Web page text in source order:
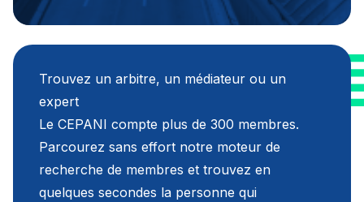
Trouvez un arbitre, un médiateur ou un
expert
Le CEPANI compte plus de 300 membres.
Parcourez sans effort notre moteur de
recherche de membres et trouvez en
quelques secondes la personne qui